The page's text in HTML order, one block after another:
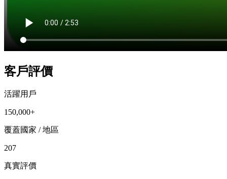
客戶評價
活躍用戶
150,000+
覆蓋國家 / 地區
207
真實評價